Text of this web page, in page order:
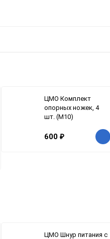
ЦМО Комплект
опорных ножек, 4
шт. (M10)
600 ₽
ЦМО Шнур питания с